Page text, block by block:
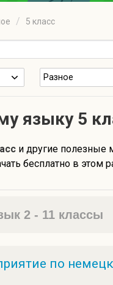
5 класс
Разное
языку 5
и другие полезные
бесплатно в этом
2 - 11 классы
по